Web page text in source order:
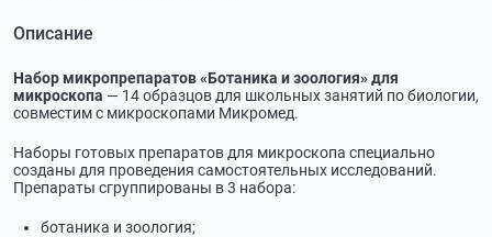
Описание
Набор микропрепаратов «Ботаника и зоология» для
микроскопа — 14 образцов для школьных занятий по биологии,
совместим с микроскопами Микромед.
Наборы готовых препаратов для микроскопа специально
созданы для проведения самостоятельных исследований.
Препараты сгруппированы в 3 набора:
ботаника и зоология;